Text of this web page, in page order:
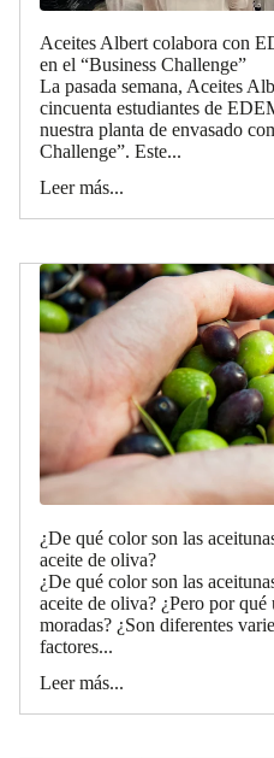
Aceites Albert colabora con
en el “Business Challenge”
La pasada semana, Aceites
cincuenta estudiantes de
nuestra planta de envasado
Challenge”. Este...
Leer más...
¿De qué color son las
aceite de oliva?
¿De qué color son las
aceite de oliva? ¿Pero por qué
moradas? ¿Son diferentes
factores...
Leer más...